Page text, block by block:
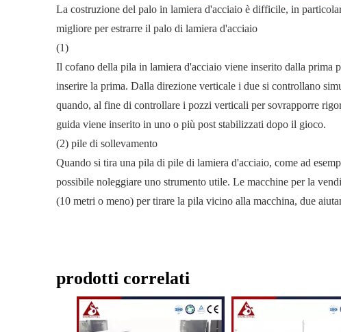
La costruzione del palo in lamiera d'acciaio è difficile, in
migliore per estrarre il palo di lamiera d'acciaio
(1)
Il cofano della pila in lamiera d'acciaio viene inserito dalla prima
inserire la prima. Dalla direzione verticale i due si controllano
quando, al fine di controllare i pozzi verticali per sovrapporre
guida viene inserito in uno o più post stabilizzati dopo il gioco.
(2) pile di sollevamento
Quando si tira una pila di pile di lamiera d'acciaio, come ad
possibile noleggiare uno strumento utile. Le macchine per la
(10 metri o meno) per tirare la pila vicino alla macchina, due
prodotti correlati